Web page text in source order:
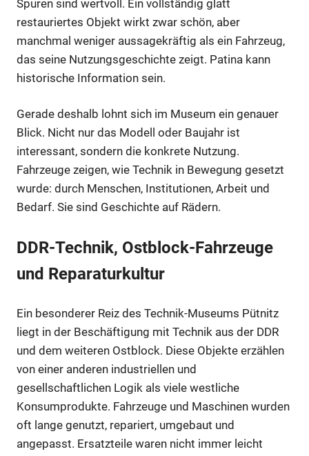
Spuren sind wertvoll. Ein vollständig glatt
restauriertes Objekt wirkt zwar schön, aber
manchmal weniger aussagekräftig als ein Fahrzeug,
das seine Nutzungsgeschichte zeigt. Patina kann
historische Information sein.
Gerade deshalb lohnt sich im Museum ein genauer
Blick. Nicht nur das Modell oder Baujahr ist
interessant, sondern die konkrete Nutzung.
Fahrzeuge zeigen, wie Technik in Bewegung gesetzt
wurde: durch Menschen, Institutionen, Arbeit und
Bedarf. Sie sind Geschichte auf Rädern.
DDR-Technik, Ostblock-Fahrzeuge
und Reparaturkultur
Ein besonderer Reiz des Technik-Museums Pütnitz
liegt in der Beschäftigung mit Technik aus der DDR
und dem weiteren Ostblock. Diese Objekte erzählen
von einer anderen industriellen und
gesellschaftlichen Logik als viele westliche
Konsumprodukte. Fahrzeuge und Maschinen wurden
oft lange genutzt, repariert, umgebaut und
angepasst. Ersatzteile waren nicht immer leicht